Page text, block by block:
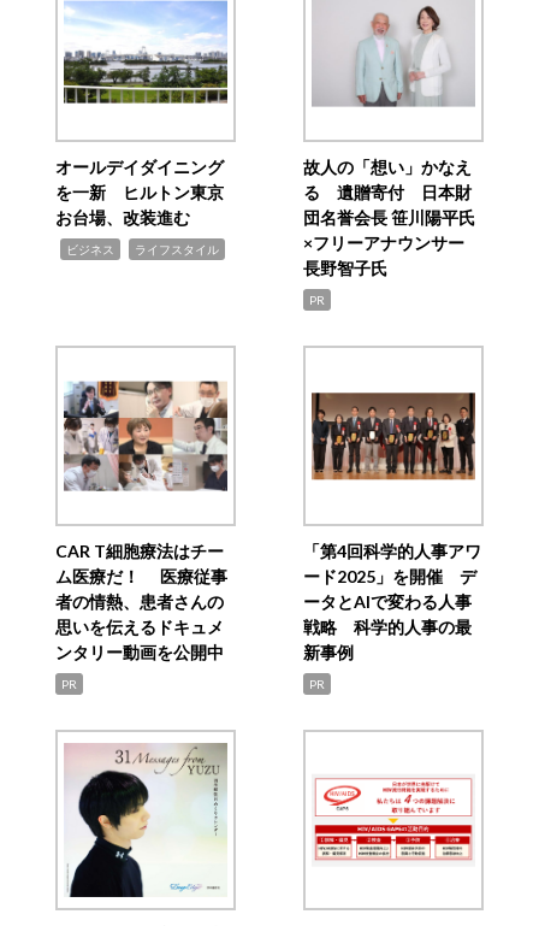
オールデイダイニング
を一新 ヒルトン東京
お台場、改装進む
ビジネス ライフスタイル
故人の「想い」かなえ
る 遺贈寄付 日本財
団名誉会長 笹川陽平氏
×フリーアナウンサー
長野智子氏
PR
CAR T細胞療法はチー
ム医療だ！ 医療従事
者の情熱、患者さんの
思いを伝えるドキュメ
ンタリー動画を公開中
PR
「第4回科学的人事アワ
ード2025」を開催 デ
ータとAIで変わる人事
戦略 科学的人事の最
新事例
PR